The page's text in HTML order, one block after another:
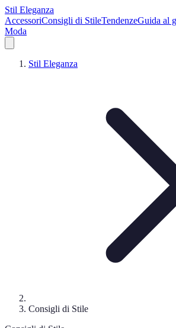
Stil Eleganza
AccessoriConsigli di StileTendenzeGuida al
Moda
Stil Eleganza
Consigli di Stile